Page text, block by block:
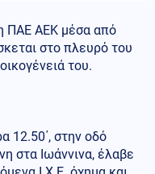
ΠΑΕ ΑΕΚ μέσα από
στο πλευρό του
του.
12.50΄, στην οδό
στα Ιωάννινα, έλαβε